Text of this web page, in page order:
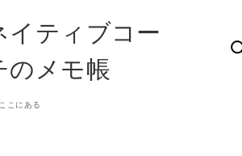
イティブコー
のメモ帳
こにある